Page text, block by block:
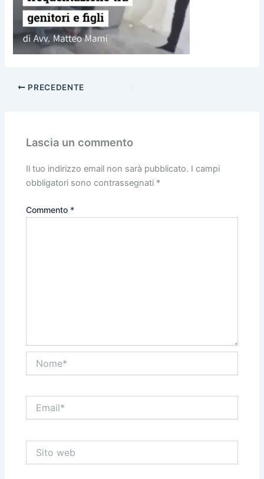
PRECEDENTE
Lascia un commento
Il tuo indirizzo email non sarà pubblicato. I campi
obbligatori sono contrassegnati *
Commento *
web